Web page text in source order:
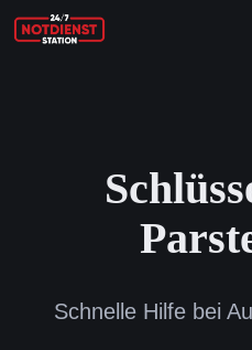
Schnelle Hilfe bei